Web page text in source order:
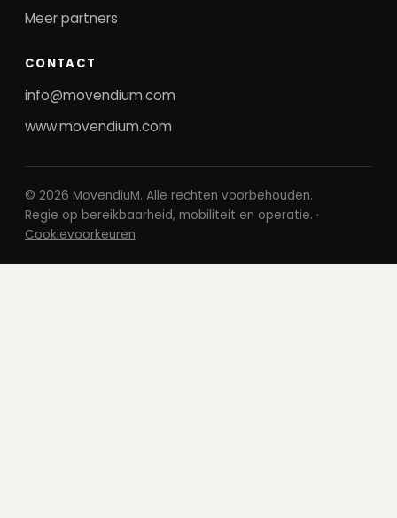
Meer partners
CONTACT
info@movendium.com
www.movendium.com
© 2026 MovendiuM. Alle rechten voorbehouden.
Regie op bereikbaarheid, mobiliteit en operatie. ·
Cookievoorkeuren